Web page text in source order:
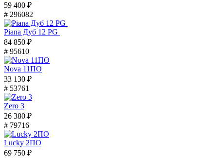
59 400 ₽
# 296082
Piana Дуб 12 PG
84 850 ₽
# 95610
Nova 11ПО
33 130 ₽
# 53761
Zero 3
26 380 ₽
# 79716
Lucky 2ПО
69 750 ₽